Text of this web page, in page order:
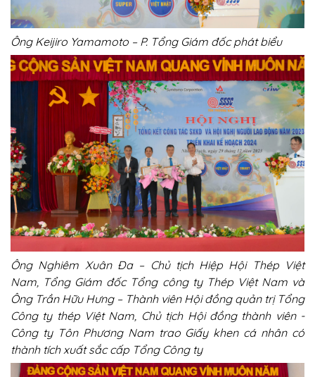
Ông Keijiro Yamamoto – P. Tổng Giám đốc phát biểu
Ông Nghiêm Xuân Đa – Chủ tịch Hiệp Hội Thép Việt
Nam, Tổng Giám đốc Tổng công ty Thép Việt Nam và
Ông Trần Hữu Hưng – Thành viên Hội đồng quản trị Tổng
Công ty thép Việt Nam, Chủ tịch Hội đồng thành viên -
Công ty Tôn Phương Namtrao Giấy khen cá nhân có
thành tích xuất sắc cấp Tổng Công ty